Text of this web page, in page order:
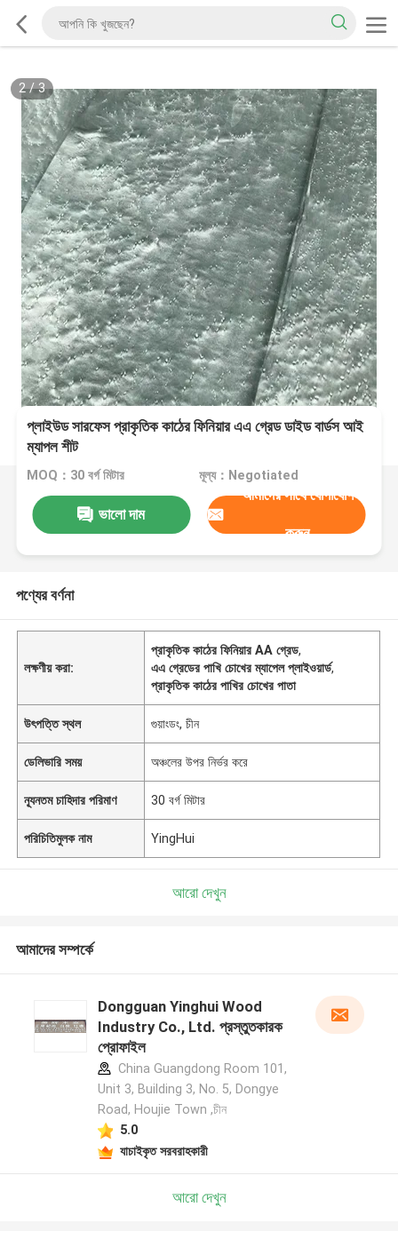
2/3
প্লাইউড সারফেস প্রাকৃতিক কাঠের ফিনিয়ার এএ গ্রেড ডাইড বার্ডস আই
ম্যাপল শীট
MOQ：30 বর্গ মিটার মূল্য：Negotiated
ভালো দাম
আমাদের সাথে যোগাযোগ
করুন
পণ্যের বর্ণনা
লক্ষণীয় করা:
প্রাকৃতিক কাঠের ফিনিয়ার AA গ্রেড,
এএ গ্রেডের পাখি চোখের ম্যাপেল প্লাইওয়ার্ড,
প্রাকৃতিক কাঠের পাখির চোখের পাতা
উৎপত্তি স্থল গুয়াংডং, চীন
ডেলিভারি সময় অঞ্চলের উপর নির্ভর করে
ন্যূনতম চাহিদার পরিমাণ 30 বর্গ মিটার
পরিচিতিমুলক নাম YingHui
আরো দেখুন
আমাদের সম্পর্কে
Dongguan Yinghui Wood
Industry Co., Ltd. প্রস্তুতকারক
প্রোফাইল
China Guangdong Room 101,
Unit 3, Building 3, No. 5, Dongye
Road, Houjie Town ,চীন
5.0
যাচাইকৃত সরবরাহকারী
আরো দেখুন